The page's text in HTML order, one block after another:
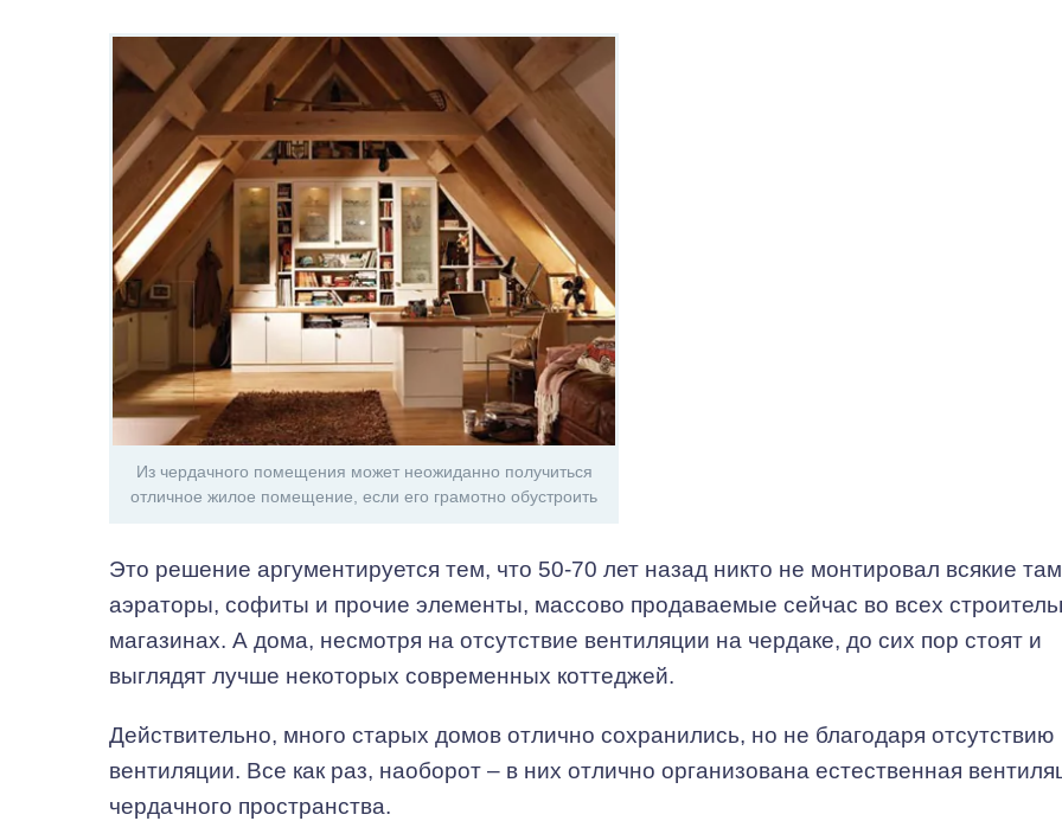
Из чердачного помещения может неожиданно получиться
отличное жилое помещение, если его грамотно обустроить
Это решение аргументируется тем, что 50-70 лет назад никто не монтировал всякие там
аэраторы, софиты и прочие элементы, массово продаваемые сейчас во всех
магазинах. А дома, несмотря на отсутствие вентиляции на чердаке, до сих пор стоят и
выглядят лучше некоторых современных коттеджей.
Действительно, много старых домов отлично сохранились, но не благодаря отсутствию
вентиляции. Все как раз, наоборот – в них отлично организована естественная
чердачного пространства.